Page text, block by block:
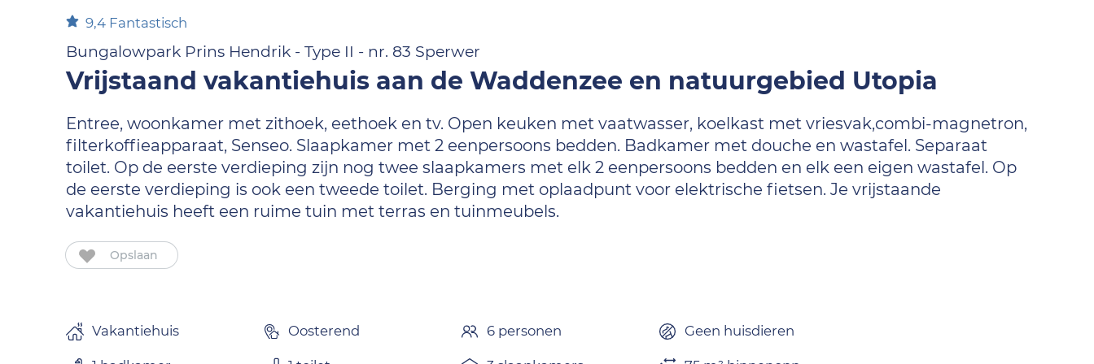
9,4 Fantastisch
Bungalowpark Prins Hendrik - Type II - nr. 83 Sperwer
Vrijstaand vakantiehuis aan de Waddenzee en natuurgebied Utopia
Entree, woonkamer met zithoek, eethoek en tv. Open keuken met vaatwasser, koelkast met vriesvak,combi-magnetron,
filterkoffieapparaat, Senseo. Slaapkamer met 2 eenpersoons bedden. Badkamer met douche en wastafel. Separaat
toilet. Op de eerste verdieping zijn nog twee slaapkamers met elk 2 eenpersoons bedden en elk een eigen wastafel. Op
de eerste verdieping is ook een tweede toilet. Berging met oplaadpunt voor elektrische fietsen. Je vrijstaande
vakantiehuis heeft een ruime tuin met terras en tuinmeubels.
Opslaan
Vakantiehuis Oosterend 6 personen Geen huisdieren